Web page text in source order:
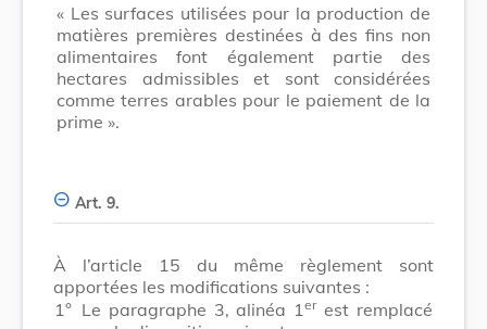
« Les surfaces utilisées pour la production de
matières premières destinées à des fins non
alimentaires font également partie des
hectares admissibles et sont considérées
comme terres arables pour le paiement de la
prime ».
Art. 9.
À l’article 15 du même règlement sont
apportées les modifications suivantes :
1° Le paragraphe 3, alinéa 1erest remplacé